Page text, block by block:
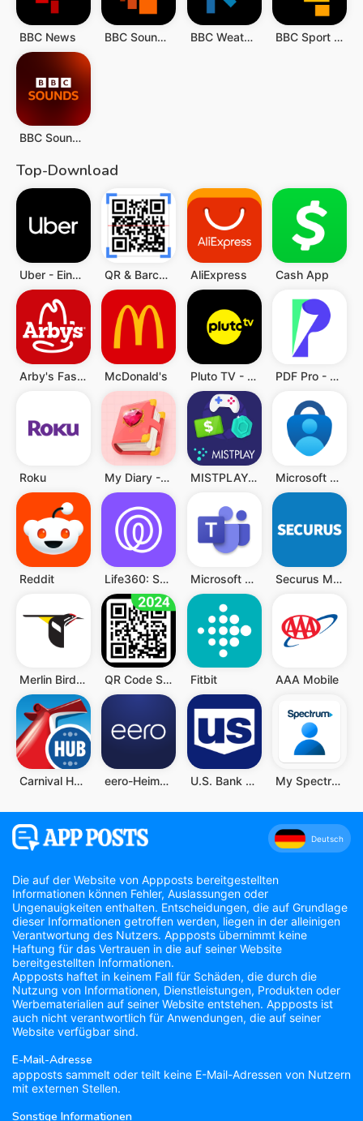
BBC News BBC Sounds: Radio & Podcasts BBC Weather BBC Sport - News & Live Scores
BBC Sounds: Radio & Podcasts
Top-Download
Uber - Eine Fahrt bestellen QR & Barcode Scanner (Deutsch) AliExpress Cash App
Arby's Fast Food Sandwiches McDonald's Pluto TV - TV, Filme & Serien PDF Pro - Reader & Maker
Roku My Diary - Diary With Lock MISTPLAY: Spiele für Belohnung Microsoft Authenticator
Reddit Life360: Standort teilen Microsoft Teams Securus Mobile
Merlin Bird ID von Cornell Lab QR Code Scanner (Deutsch) Fitbit AAA Mobile
Carnival HUB eero-Heim-WLAN-System U.S. Bank Mobile Banking My Spectrum
Deutsch
Die auf der Website von Appposts bereitgestellten
Informationen können Fehler, Auslassungen oder
Ungenauigkeiten enthalten. Entscheidungen, die auf Grundlage
dieser Informationen getroffen werden, liegen in der alleinigen
Verantwortung des Nutzers. Appposts übernimmt keine
Haftung für das Vertrauen in die auf seiner Website
bereitgestellten Informationen.
Appposts haftet in keinem Fall für Schäden, die durch die
Nutzung von Informationen, Dienstleistungen, Produkten oder
Werbematerialien auf seiner Website entstehen. Appposts ist
auch nicht verantwortlich für Anwendungen, die auf seiner
Website verfügbar sind.
E-Mail-Adresse
appposts sammelt oder teilt keine E-Mail-Adressen von Nutzern
mit externen Stellen.
Sonstige Informationen